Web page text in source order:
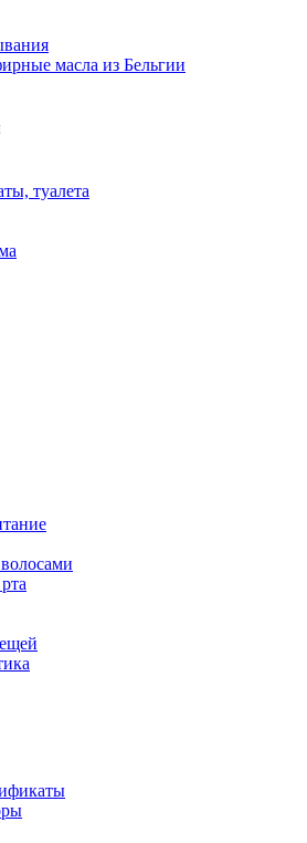
масла из Бельгии
туалета